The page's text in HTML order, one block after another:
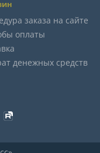
заказа на сайте
оплаты
денежных средств